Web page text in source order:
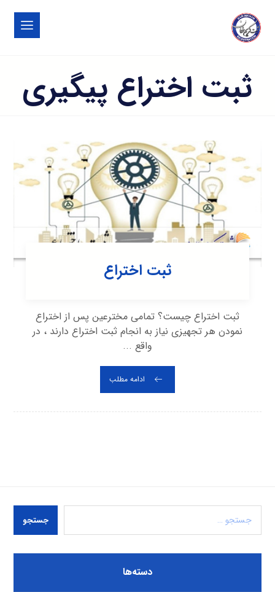
ثبت اختراع پیگیری
ثبت اختراع
ثبت اختراع چیست؟ تمامی مخترعین پس از اختراع
نمودن هر تجهیزی نیاز به انجام ثبت اختراع دارند ، در
واقع ...
ادامه مطلب
جستجو
دسته‌ها